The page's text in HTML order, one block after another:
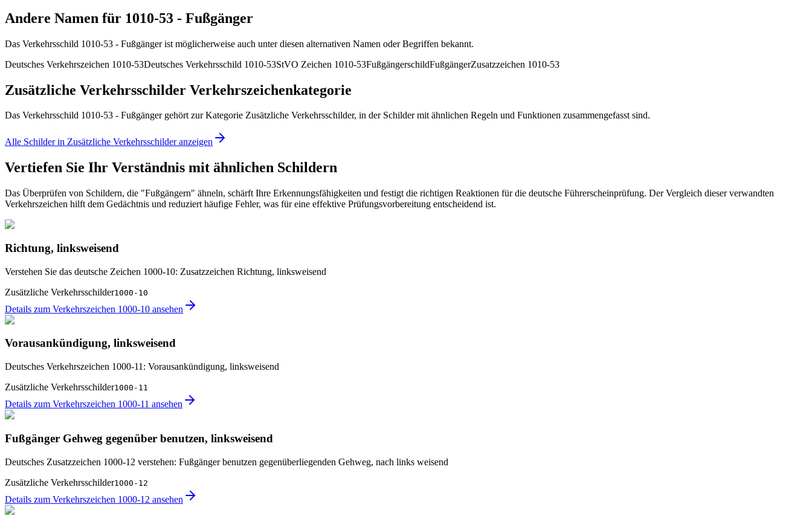
Andere Namen für 1010-53 - Fußgänger
Das Verkehrsschild 1010-53 - Fußgänger ist möglicherweise auch unter diesen alternativen Namen oder Begriffen bekannt.
Deutsches Verkehrszeichen 1010-53Deutsches Verkehrsschild 1010-53StVO Zeichen 1010-53FußgängerschildFußgängerZusatzzeichen 1010-53
Zusätzliche Verkehrsschilder Verkehrszeichenkategorie
Das Verkehrsschild 1010-53 - Fußgänger gehört zur Kategorie Zusätzliche Verkehrsschilder, in der Schilder mit ähnlichen Regeln und Funktionen zusammengefasst sind.
Alle Schilder in Zusätzliche Verkehrsschilder anzeigen
Vertiefen Sie Ihr Verständnis mit ähnlichen Schildern
Das Überprüfen von Schildern, die "Fußgängern" ähneln, schärft Ihre Erkennungsfähigkeiten und festigt die richtigen Reaktionen für die deutsche Führerscheinprüfung. Der Vergleich dieser verwandten
Verkehrszeichen hilft dem Gedächtnis und reduziert häufige Fehler, was für eine effektive Prüfungsvorbereitung entscheidend ist.
Richtung, linksweisend
Verstehen Sie das deutsche Zeichen 1000-10: Zusatzzeichen Richtung, linksweisend
Zusätzliche Verkehrsschilder1000-10
Details zum Verkehrszeichen 1000-10 ansehen
Vorausankündigung, linksweisend
Deutsches Verkehrszeichen 1000-11: Vorausankündigung, linksweisend
Zusätzliche Verkehrsschilder1000-11
Details zum Verkehrszeichen 1000-11 ansehen
Fußgänger Gehweg gegenüber benutzen, linksweisend
Deutsches Zusatzzeichen 1000-12 verstehen: Fußgänger benutzen gegenüberliegenden Gehweg, nach links weisend
Zusätzliche Verkehrsschilder1000-12
Details zum Verkehrszeichen 1000-12 ansehen